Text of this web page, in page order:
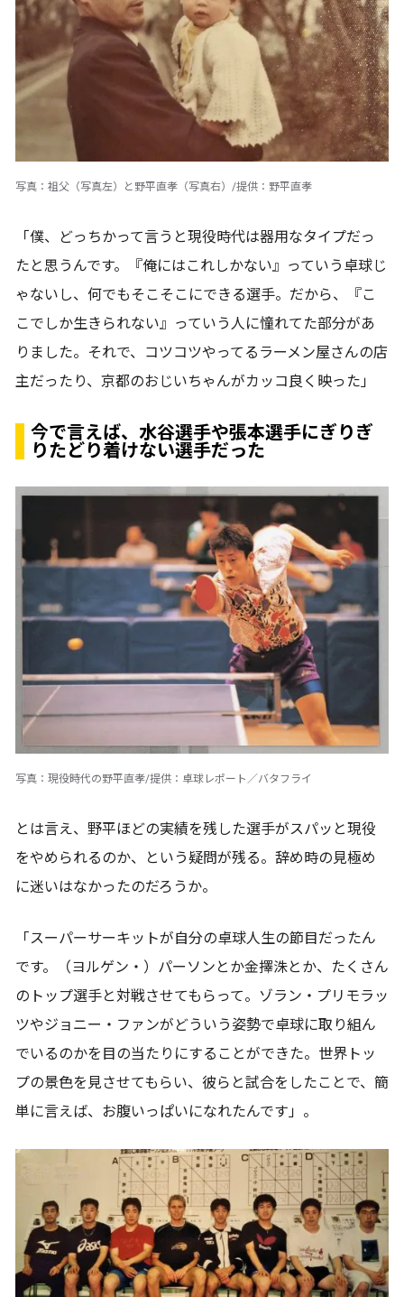
写真：祖父（写真左）と野平直孝（写真右）/提供：野平直孝
「僕、どっちかって言うと現役時代は器用なタイプだっ
たと思うんです。『俺にはこれしかない』っていう卓球じ
ゃないし、何でもそこそこにできる選手。だから、『こ
こでしか生きられない』っていう人に憧れてた部分があ
りました。それで、コツコツやってるラーメン屋さんの店
主だったり、京都のおじいちゃんがカッコ良く映った」
今で言えば、水谷選手や張本選手にぎりぎ
りたどり着けない選手だった
写真：現役時代の野平直孝/提供：卓球レポート／バタフライ
とは言え、野平ほどの実績を残した選手がスパッと現役
をやめられるのか、という疑問が残る。辞め時の見極め
に迷いはなかったのだろうか。
「スーパーサーキットが自分の卓球人生の節目だったん
です。（ヨルゲン・）パーソンとか金擇洙とか、たくさん
のトップ選手と対戦させてもらって。ゾラン・プリモラッ
ツやジョニー・ファンがどういう姿勢で卓球に取り組ん
でいるのかを目の当たりにすることができた。世界トッ
プの景色を見させてもらい、彼らと試合をしたことで、簡
単に言えば、お腹いっぱいになれたんです」。